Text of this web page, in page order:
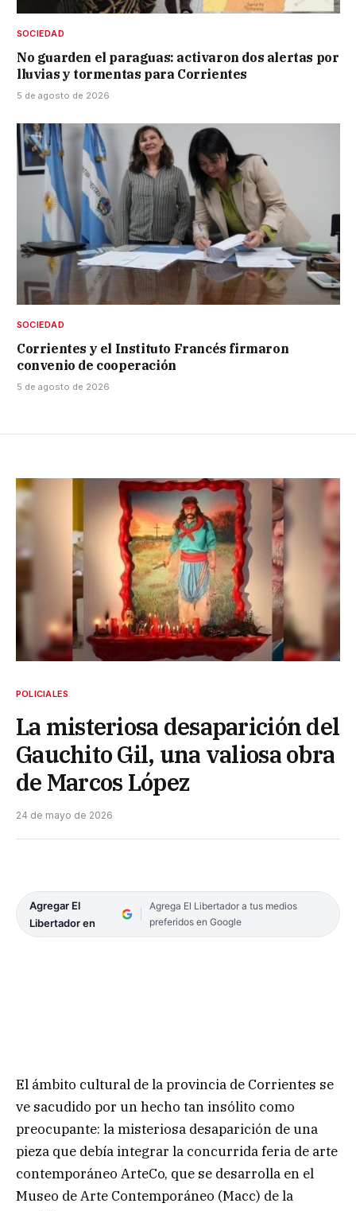
SOCIEDAD
No guarden el paraguas: activaron dos alertas por
lluvias y tormentas para Corrientes
5 de agosto de 2026
SOCIEDAD
Corrientes y el Instituto Francés firmaron
convenio de cooperación
5 de agosto de 2026
POLICIALES
La misteriosa desaparición del
Gauchito Gil, una valiosa obra
de Marcos López
24 de mayo de 2026
Agregar El
Libertador en
Agrega El Libertador a tus medios
preferidos en Google
El ámbito cultural de la provincia de Corrientes se
ve sacudido por un hecho tan insólito como
preocupante: la misteriosa desaparición de una
pieza que debía integrar la concurrida feria de arte
contemporáneo ArteCo, que se desarrolla en el
Museo de Arte Contemporáneo (Macc) de la